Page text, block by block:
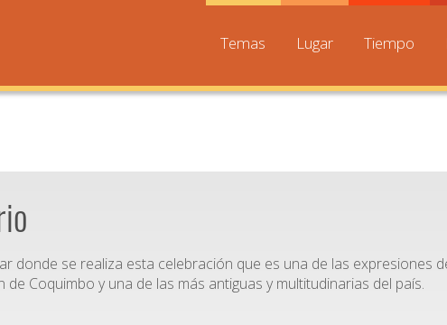
Temas Lugar Tiempo
donde se realiza esta celebración que es una de las expresiones
Coquimbo y una de las más antiguas y multitudinarias del país.